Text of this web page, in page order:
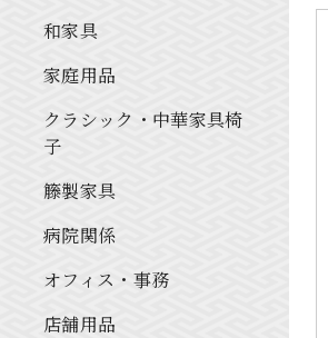
和家具
家庭用品
クラシック・中華家具椅
子
籐製家具
病院関係
オフィス・事務
店舗用品